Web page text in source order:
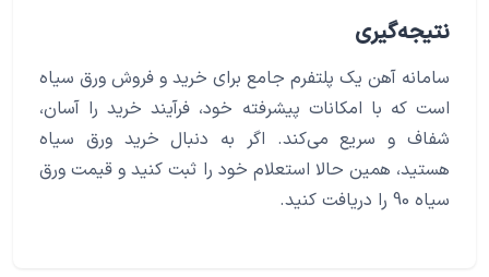
نتیجه‌گیری
سامانه آهن یک پلتفرم جامع برای خرید و فروش ورق سیاه
است که با امکانات پیشرفته خود، فرآیند خرید را آسان،
شفاف و سریع می‌کند. اگر به دنبال خرید ورق سیاه
هستید، همین حالا استعلام خود را ثبت کنید و قیمت ورق
سیاه 90 را دریافت کنید.